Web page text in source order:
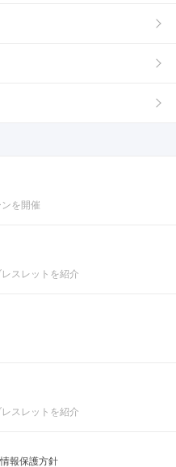
を開催
スレットを紹介
スレットを紹介
報保護方針